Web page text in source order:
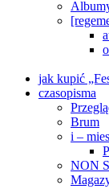
jak kupić
czasopisma
Brum
i –
NON